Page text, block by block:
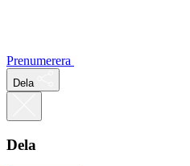
Prenumerera
Dela
Dela